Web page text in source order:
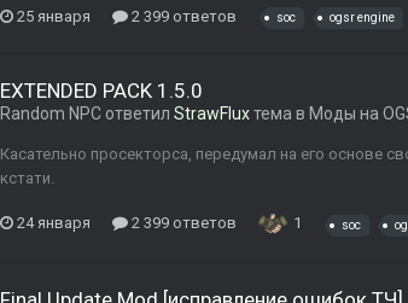
25 января 2 399 ответов soc ogsr engine
EXTENDED PACK 1.5.0
Random NPC ответил StrawFluxтема в Моды на
Касательно просекторса, передумал на его основе
кстати.
24 января 2 399 ответов 1 soc